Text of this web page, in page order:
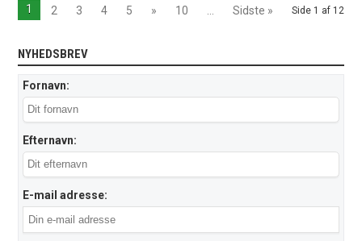
Side 1 af 12
1 2 3 4 5 » 10 Sidste »
NYHEDSBREV
Fornavn:
Efternavn:
E-mail adresse: